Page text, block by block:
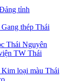
tỉnh
thép Thái
Thái Nguyên
TW Thái
loại màu Thái